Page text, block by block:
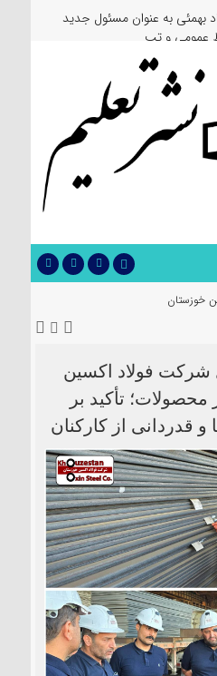
به عنوان مسئول جدید
عمومی و تبلیغات سپ
خوزستان
شرکت فولاد اکسین
محصولات؛ تأکید بر
و قدردانی از کارکنان